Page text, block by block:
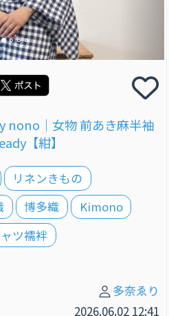
nono｜女物 前あき麻半袖
【紺】
リネンきもの
博多織
Kimono
ツ襦袢
多奈ゑり
2026.06.02 12:41